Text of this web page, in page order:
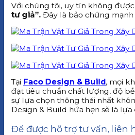
Với chúng tôi, uy tín không
tư giả”. Đây là bảo chứng
Tại Faco Design & Build , mọi
đạt tiêu chuẩn chất lượng, độ
sự lựa chọn thông thái nhất
Design & Build hứa hẹn sẽ là
Để được hỗ trợ tư vấn, liên